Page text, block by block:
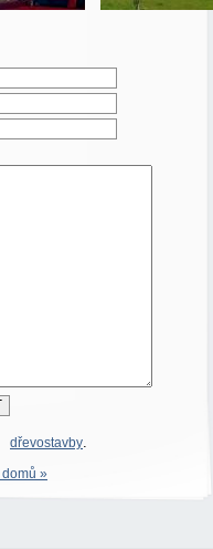
dřevostavby.
»